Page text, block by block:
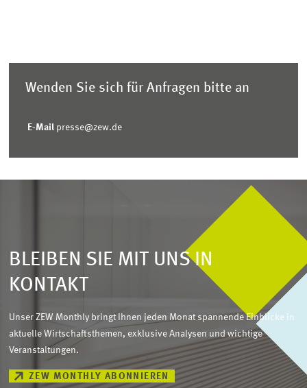
Wenden Sie sich für Anfragen bitte an
E-Mail presse@zew.de
BLEIBEN SIE MIT UNS IN
KONTAKT
Unser ZEW Monthly bringt Ihnen jeden Monat spannende Einblicke in
aktuelle Wirtschaftsthemen, exklusive Analysen und wichtige
Veranstaltungen.
ZEW MONTHLY ABONNIEREN